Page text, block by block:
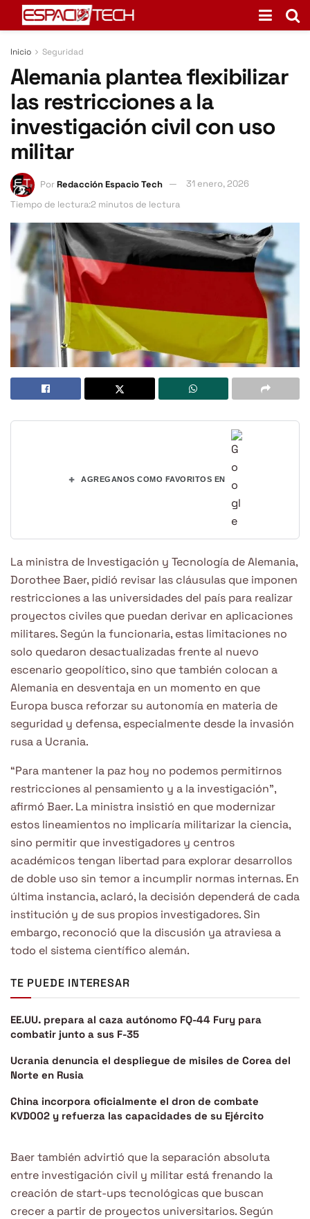
Inicio Seguridad
Alemania plantea flexibilizar
las restricciones a la
investigación civil con uso
militar
PorRedacción Espacio Tech
31 enero, 2026
Tiempo de lectura:2 minutos de lectura
+ AGREGANOS COMO FAVORITOS EN
La ministra de Investigación y Tecnología de Alemania,
Dorothee Baer, pidió revisar las cláusulas que imponen
restricciones a las universidades del país para realizar
proyectos civiles que puedan derivar en aplicaciones
militares. Según la funcionaria, estas limitaciones no
solo quedaron desactualizadas frente al nuevo
escenario geopolítico, sino que también colocan a
Alemania en desventaja en un momento en que
Europa busca reforzar su autonomía en materia de
seguridad y defensa, especialmente desde la invasión
rusa a Ucrania.
“Para mantener la paz hoy no podemos permitirnos
restricciones al pensamiento y a la investigación”,
afirmó Baer. La ministra insistió en que modernizar
estos lineamientos no implicaría militarizar la ciencia,
sino permitir que investigadores y centros
académicos tengan libertad para explorar desarrollos
de doble uso sin temor a incumplir normas internas. En
última instancia, aclaró, la decisión dependerá de cada
institución y de sus propios investigadores. Sin
embargo, reconoció que la discusión ya atraviesa a
todo el sistema científico alemán.
TE PUEDE INTERESAR
EE.UU. prepara al caza autónomo FQ-44 Fury para
combatir junto a sus F-35
Ucrania denuncia el despliegue de misiles de Corea del
Norte en Rusia
China incorpora oficialmente el dron de combate
KVD002 y refuerza las capacidades de su Ejército
Baer también advirtió que la separación absoluta
entre investigación civil y militar está frenando la
creación de start-ups tecnológicas que buscan
crecer a partir de proyectos universitarios. Según